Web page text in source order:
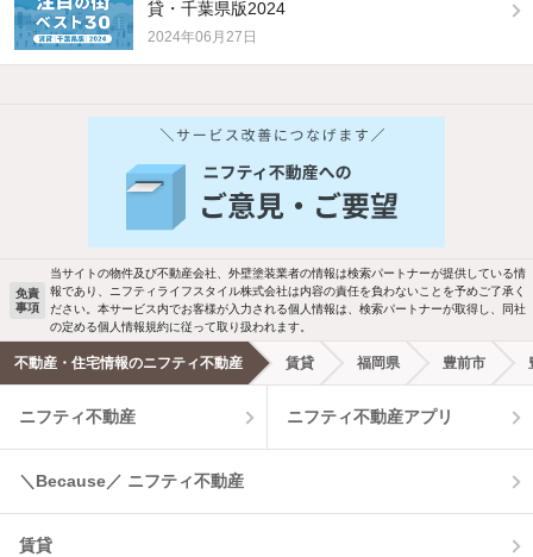
貸・千葉県版2024
2024年06月27日
バス・トイレ別 2階以上
洗濯機置場あり 独立洗面台
エアコンあり 都市ガス
温水洗浄便座 オートロック
コンロ2口以上
免責
事項
当サイトの物件及び不動産会社、外壁塗装業者の情報は検索パートナーが提供している情
報であり、ニフティライフスタイル株式会社は内容の責任を負わないことを予めご了承く
ださい。本サービス内でお客様が入力される個人情報は、検索パートナーが取得し、同社
の定める個人情報規約に従って取り扱われます。
不動産・住宅情報のニフティ不動産 賃貸 福岡県 豊前市
ニフティ不動産 ニフティ不動産アプリ
＼Because／ ニフティ不動産
賃貸